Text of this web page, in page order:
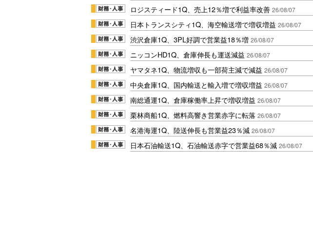
ロジスティード1Q、売上12％増で利益率改善 26/08/07
日本トランスシティ1Q、海空輸送増で増収増益 26/08/07
渋沢倉庫1Q、3PL好調で営業益18％増 26/08/07
ニッコンHD1Q、倉庫伸長も運送減益 26/08/07
ヤマタネ1Q、物流増収も一部荷主減で減益 26/08/07
中央倉庫1Q、国内輸送と輸入増で増収増益 26/08/07
南総通運1Q、倉庫稼働率上昇で増収増益 26/08/07
栗林商船1Q、燃料高響き営業赤字に転落 26/08/07
名港海運1Q、陸送伸長も営業益23％減 26/08/07
日本石油輸送1Q、石油輸送赤字で営業益68％減 26/08/07